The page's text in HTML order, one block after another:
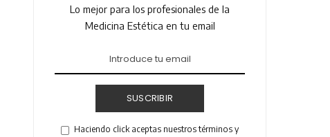
Lo mejor para los profesionales de la
Medicina Estética en tu email
SUSCRIBIR
Haciendo click aceptas nuestros términos y